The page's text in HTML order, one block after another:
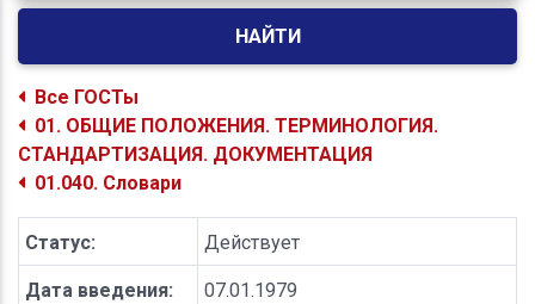
НАЙТИ
Все ГОСТы
01. ОБЩИЕ ПОЛОЖЕНИЯ. ТЕРМИНОЛОГИЯ.
СТАНДАРТИЗАЦИЯ. ДОКУМЕНТАЦИЯ
01.040. Словари
Статус: Действует
Дата введения: 07.01.1979